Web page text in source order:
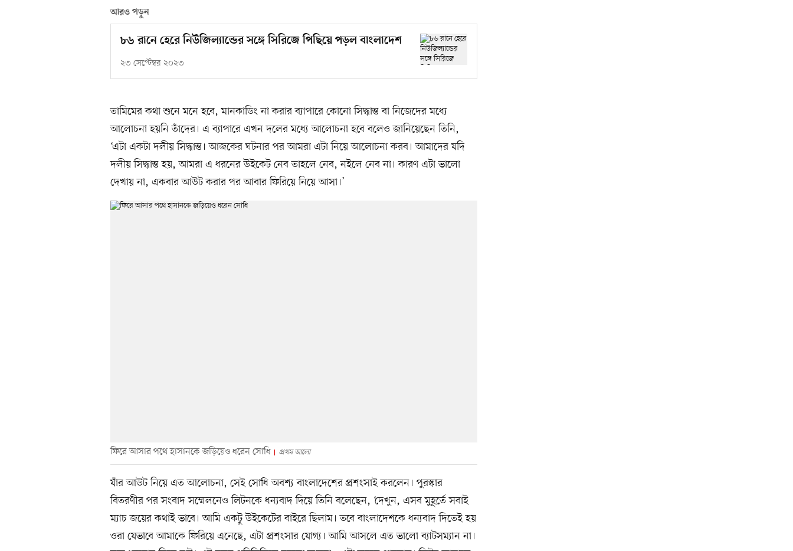
আরও পড়ুন
৮৬ রানে হেরে নিউজিল্যান্ডের সঙ্গে সিরিজে পিছিয়ে পড়ল বাংলাদেশ
২৩ সেপ্টেম্বর ২০২৩
তামিমের কথা শুনে মনে হবে, মানকাডিং না করার ব্যাপারে কোনো সিদ্ধান্ত বা নিজেদের মধ্যে
আলোচনা হয়নি তাঁদের। এ ব্যাপারে এখন দলের মধ্যে আলোচনা হবে বলেও জানিয়েছেন তিনি,
‘এটা একটা দলীয় সিদ্ধান্ত। আজকের ঘটনার পর আমরা এটা নিয়ে আলোচনা করব। আমাদের যদি
দলীয় সিদ্ধান্ত হয়, আমরা এ ধরনের উইকেট নেব তাহলে নেব, নইলে নেব না। কারণ এটা ভালো
দেখায় না, একবার আউট করার পর আবার ফিরিয়ে নিয়ে আসা।’
ফিরে আসার পথে হাসানকে জড়িয়েও ধরেন সোধি প্রথম আলো
যাঁর আউট নিয়ে এত আলোচনা, সেই সোধি অবশ্য বাংলাদেশের প্রশংসাই করলেন। পুরস্কার
বিতরণীর পর সংবাদ সম্মেলনেও লিটনকে ধন্যবাদ দিয়ে তিনি বলেছেন, ‘দেখুন, এসব মুহূর্তে সবাই
ম্যাচ জয়ের কথাই ভাবে। আমি একটু উইকেটের বাইরে ছিলাম। তবে বাংলাদেশকে ধন্যবাদ দিতেই হয়
ওরা যেভাবে আমাকে ফিরিয়ে এনেছে, এটা প্রশংসার যোগ্য। আমি আসলে এত ভালো ব্যাটসম্যান না।